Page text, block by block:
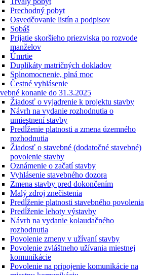
Prechodný pobyt
Osvedčovanie listín a podpisov
Sobáš
Prijatie skoršieho priezviska po rozvode
manželov
Úmrtie
Duplikáty matričných dokladov
Splnomocnenie, plná moc
Čestné vyhlásenie
konanie do 31.3.2025
Žiadosť o vyjadrenie k projektu stavby
Návrh na vydanie rozhodnutia o
umiestnení stavby
Predĺženie platnosti a zmena územného
rozhodnutia
Žiadosť o stavebné (dodatočné stavebné)
povolenie stavby
Oznámenie o začatí stavby
Vyhlásenie stavebného dozora
Zmena stavby pred dokončením
Malý zdroj znečistenia
Predĺženie platnosti stavebného povolenia
Predĺženie lehoty výstavby
Návrh na vydanie kolaudačného
rozhodnutia
Povolenie zmeny v užívaní stavby
Povolenie zvláštneho užívania miestnej
komunikácie
Povolenie na pripojenie komunikácie na